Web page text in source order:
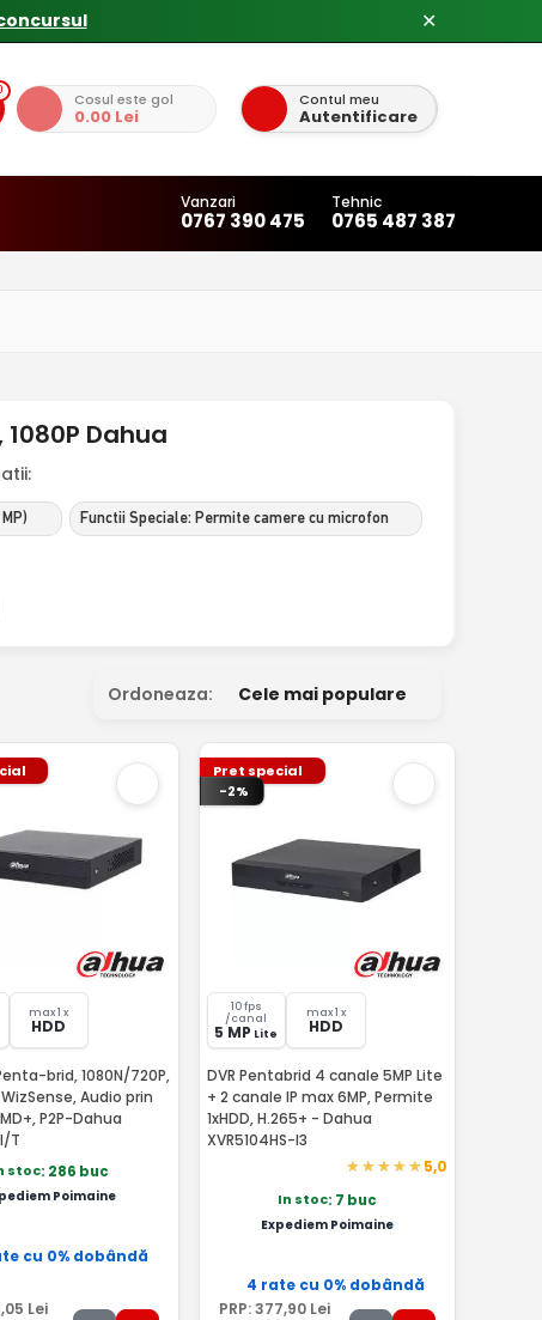
✕
Cosul este gol
0.00 Lei
Contul meu
Autentificare
Vanzari
0767 390 475
Tehnic
0765 487 387
Dahua
Functii Speciale: Permite camere cu microfon
Ordoneaza: Cele mai populare
max 1 x
HDD
brid, 1080N/720P,
WizSense, Audio prin
P2P-Dahua
T
stoc: 286 buc
Poimaine
cu 0% dobândă
,05 Lei
Pret special
-2%
10 fps
/canal
5 MP Lite
max 1 x
HDD
DVR Pentabrid 4 canale 5MP Lite
+ 2 canale IP max 6MP, Permite
1xHDD, H.265+ - Dahua
XVR5104HS-I3
5,0
In stoc: 7 buc
Expediem Poimaine
4 rate cu 0% dobândă
PRP:377,90Lei